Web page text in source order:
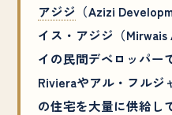
アジジ （Azizi
イス・アジジ（
イの民間デベロッパー
Rivieraやアル・フルジ
の住宅を大量に供給し